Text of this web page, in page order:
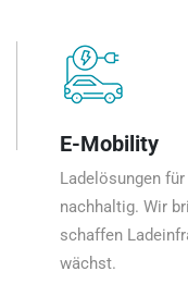
E-Mobility
Ladelösungen
nachhaltig. Wir
schaffen
wächst.